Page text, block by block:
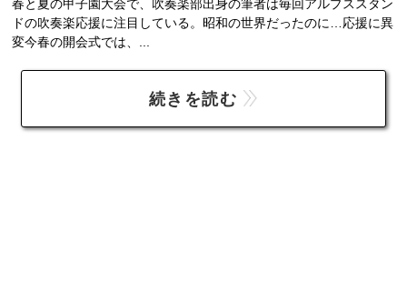
春と夏の甲子園大会で、吹奏楽部出身の筆者は毎回アルプススタン
ドの吹奏楽応援に注目している。昭和の世界だったのに…応援に異
変今春の開会式では、...
続きを読む